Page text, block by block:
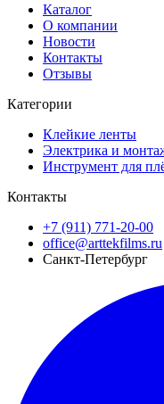
Каталог
О компании
Новости
Контакты
Отзывы
Категории
Клейкие ленты
Электрика и
Инструмент для
Контакты
+7 (911) 771-20-00
office@arttekfilms.ru
Санкт-Петербург